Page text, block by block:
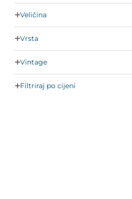
Veličina
Vrsta
Vintage
Filtriraj po cijeni